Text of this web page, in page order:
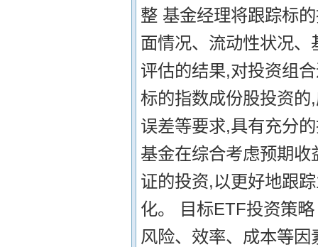
整 基金经理将跟踪标
面情况、流动性状况
评估的结果,对投资组
标的指数成份股投资
误差等要求,具有充分
基金在综合考虑预期
证的投资,以更好地跟
化。 目标ETF投资策
风险、效率、成本等